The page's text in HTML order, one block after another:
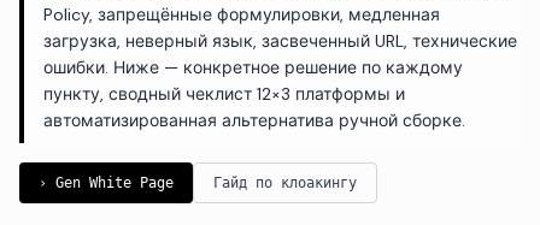
Policy, запрещённые формулировки, медленная
загрузка, неверный язык, засвеченный URL, технические
ошибки. Ниже — конкретное решение по каждому
пункту, сводный чеклист 12×3 платформы и
автоматизированная альтернатива ручной сборке.
› Gen White Page Гайд по клоакингу